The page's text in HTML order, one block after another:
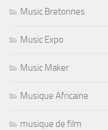
Music Bretonnes
Music Expo
Music Maker
Musique Africaine
musique de film